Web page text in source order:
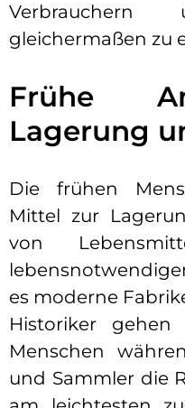
Verbrauchern
gleichermaßen zu
Frühe
Lagerung
Die frühen
Mittel zur
von
es moderne
Historiker
Menschen
und Sammler die